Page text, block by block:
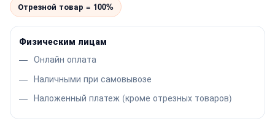
Отрезной товар = 100%
Физическим лицам
Онлайн оплата
Наличными при самовывозе
Наложенный платеж (кроме отрезных товаров)